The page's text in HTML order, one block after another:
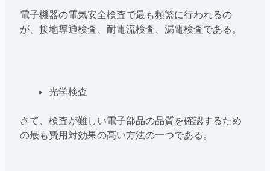
電子機器の電気安全検査で最も頻繁に行われるの
が、接地導通検査、耐電流検査、漏電検査である。
光学検査
さて、検査が難しい電子部品の品質を確認するため
の最も費用対効果の高い方法の一つである。